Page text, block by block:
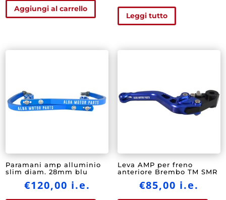
Aggiungi al carrello
Leggi tutto
Paramani amp alluminio
slim diam. 28mm blu
€120,00 i.e.
Leva AMP per freno
anteriore Brembo TM SMR
€85,00 i.e.